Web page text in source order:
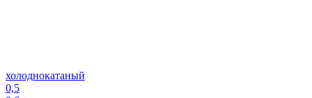
холоднокатаный
0,5